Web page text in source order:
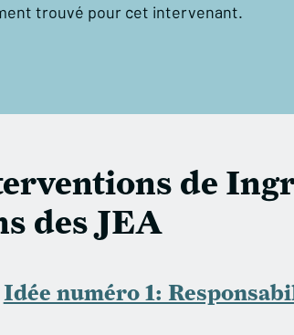
trouvé pour cet intervenant.
de
des JEA
Idée numéro 1: